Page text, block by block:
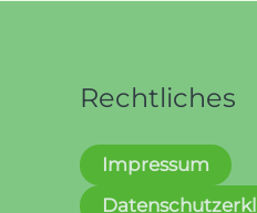
Rechtliches
Impressum